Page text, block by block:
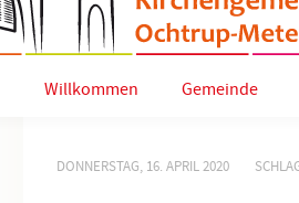
Willkommen Gemeinde
DONNERSTAG, 16. APRIL 2020